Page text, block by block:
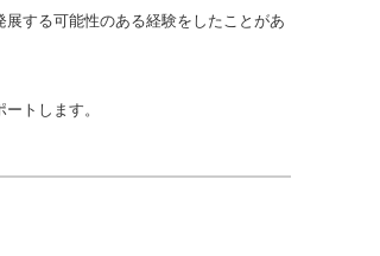
する可能性のある経験をしたことがあ
トします。